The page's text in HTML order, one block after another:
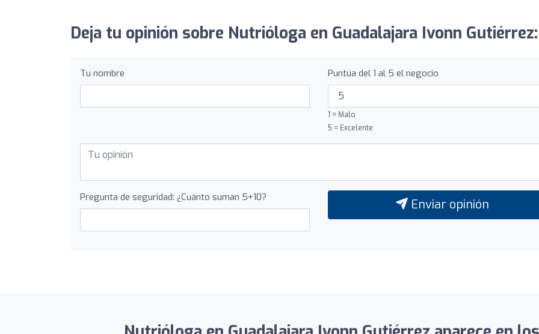
Deja tu opinión sobre Nutrióloga en Guadalajara Ivonn Gutiérrez:
Tu nombre Puntúa del 1 al 5 el negocio
1 = Malo
5 = Excelente
Pregunta de seguridad: ¿Cuánto suman 5+10? Enviar opinión